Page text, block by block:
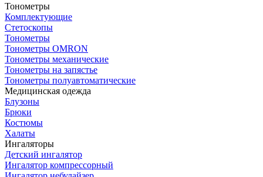
Тонометры
Комплектующие
Стетоскопы
Тонометры
Тонометры OMRON
Тонометры механические
Тонометры на запястье
Тонометры полуавтоматические
Медицинская одежда
Блузоны
Брюки
Костюмы
Халаты
Ингаляторы
Детский ингалятор
Ингалятор компрессорный